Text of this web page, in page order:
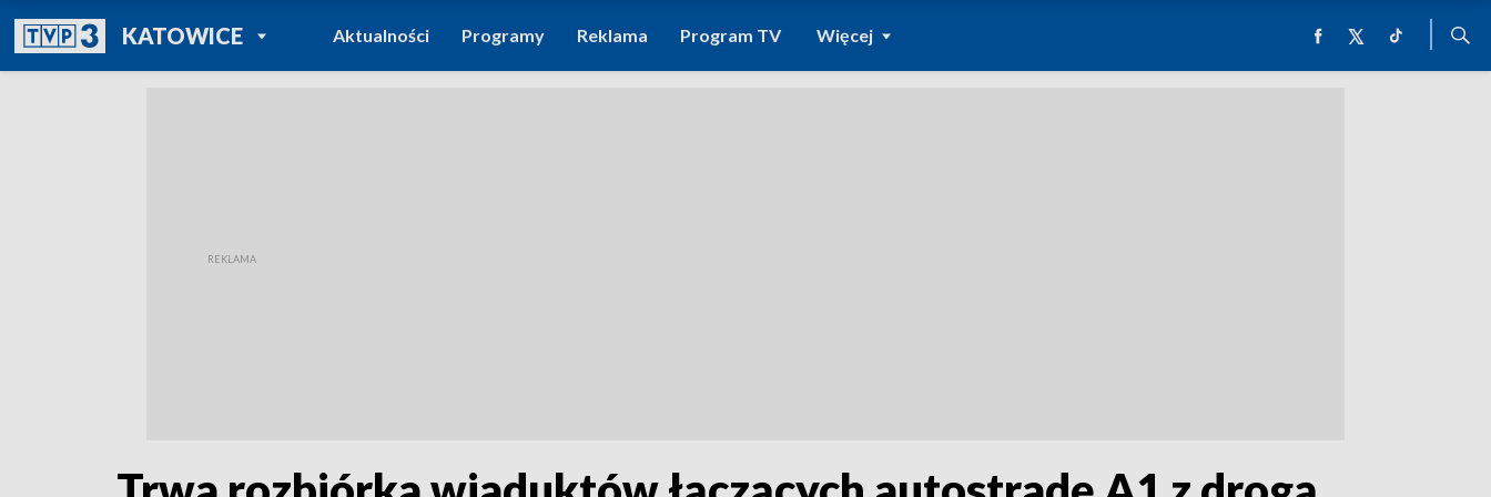
KATOWICEPOWRÓT DO
TVP REGIONY
Aktualności Programy Reklama Program TV Więcej